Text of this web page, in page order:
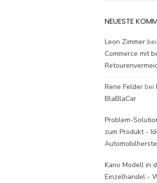
NEUESTE
Leon Zimmer bei
Commerce mit
Rene Felder bei
BlaBlaCar
Problem-
zum Produkt -
Kano Modell in
Einzelhandel -